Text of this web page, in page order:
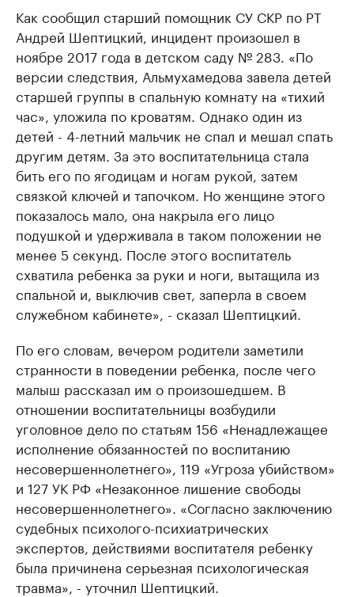
Как сообщил старший помощник СУ СКР по РТ
Андрей Шептицкий, инцидент произошел в
ноябре 2017 года в детском саду № 283. «По
версии следствия, Альмухамедова завела детей
старшей группы в спальную комнату на «тихий
час», уложила по кроватям. Однако один из
детей - 4-летний мальчик не спал и мешал спать
другим детям. За это воспитательница стала
бить его по ягодицам и ногам рукой, затем
связкой ключей и тапочком. Но женщине этого
показалось мало, она накрыла его лицо
подушкой и удерживала в таком положении не
менее 5 секунд. После этого воспитатель
схватила ребенка за руки и ноги, вытащила из
спальной и, выключив свет, заперла в своем
служебном кабинете», - сказал Шептицкий.
По его словам, вечером родители заметили
странности в поведении ребенка, после чего
малыш рассказал им о произошедшем. В
отношении воспитательницы возбудили
уголовное дело по статьям 156 «Ненадлежащее
исполнение обязанностей по воспитанию
несовершеннолетнего», 119 «Угроза убийством»
и 127 УК РФ «Незаконное лишение свободы
несовершеннолетнего». «Согласно заключению
судебных психолого-психиатрических
экспертов, действиями воспитателя ребенку
была причинена серьезная психологическая
травма», - уточнил Шептицкий.